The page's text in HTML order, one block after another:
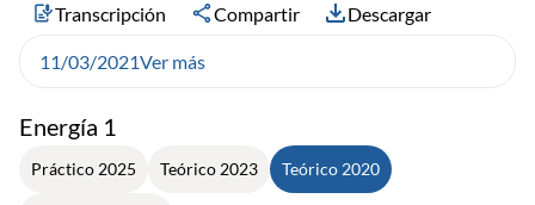
Energía 1
Práctico 2025 Teórico 2023 Teórico 2020
Transcripción Compartir Descargar
11/03/2021Ver más